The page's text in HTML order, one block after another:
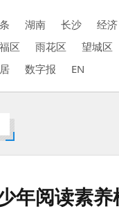
湖南 长沙 经济
区
雨花区 望城区
数字报 EN
年阅读素